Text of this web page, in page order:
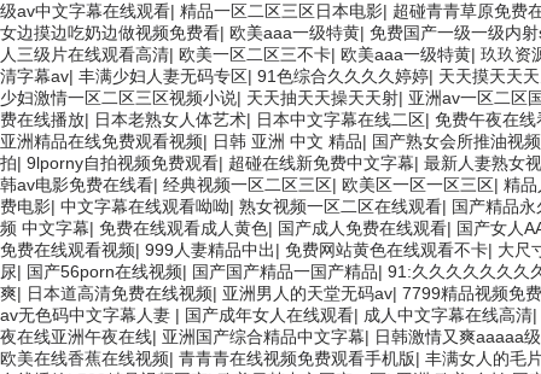
级av中文字幕在线观看| 精品一区二区三区日本电影| 超碰青青草原免费
女边摸边吃奶边做视频免费看| 欧美aaa一级特黄| 免费国产一级一级内
人三级片在线观看高清| 欧美一区二区三不卡| 欧美aaa一级特黄| 玖玖资
清字幕av| 丰满少妇人妻无码专区| 91色综合久久久久婷婷| 天天摸天天
少妇激情一区二区三区视频小说| 天天抽天天操天天射| 亚洲av一区二区
费在线播放| 日本老熟女人体艺术| 日本中文字幕在线二区| 免费午夜在线
亚洲精品在线免费观看视频| 日韩 亚洲 中文 精品| 国产熟女会所推油视频
拍| 9lporny自拍视频免费观看| 超碰在线新免费中文字幕| 最新人妻熟女
韩av电影免费在线看| 经典视频一区二区三区| 欧美区一区一区三区| 精品
费电影| 中文字幕在线观看呦呦| 熟女视频一区二区在线观看| 国产精品
频 中文字幕| 免费在线观看成人黄色| 国产成人免费在线观看| 国产女人
免费在线观看视频| 999人妻精品中出| 免费网站黄色在线观看不卡| 大尺
尿| 国产56porn在线视频| 国产国产精品一国产精品| 91:久久久久久久久
爽| 日本道高清免费在线视频| 亚洲男人的天堂无码av| 7799精品视频免
av无色码中文字幕人妻 | 国产成年女人在线观看| 成人中文字幕在线高清|
夜在线亚洲午夜在线| 亚洲国产综合精品中文字幕| 日韩激情又爽aaaaa级
欧美在线香蕉在线视频| 青青青在线视频免费观看手机版| 丰满女人的毛